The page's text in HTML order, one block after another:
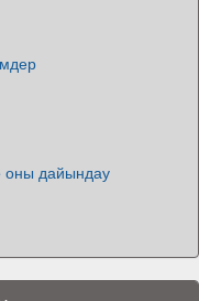
оны дайындау